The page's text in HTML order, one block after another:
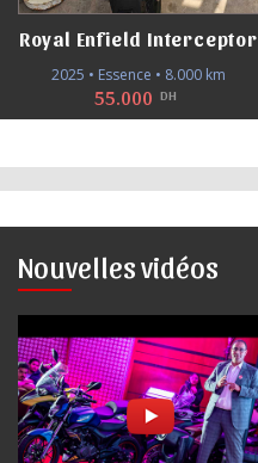
Royal Enfield Interceptor
2025 • Essence • 8.000 km
55.000 DH
Nouvelles vidéos